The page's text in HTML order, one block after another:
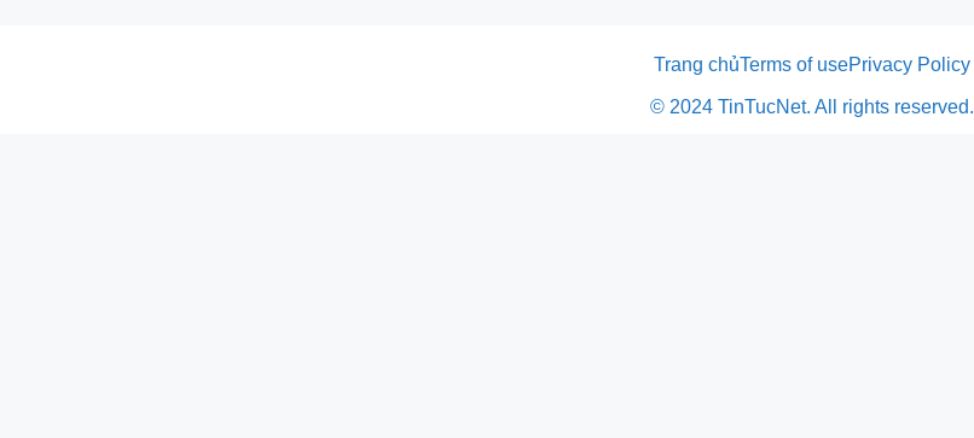
Trang chủTerms of usePrivacy Policy
© 2024 TinTucNet. All rights reserved.